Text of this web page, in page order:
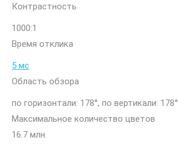
Контрастность
1000:1
Время отклика
5 мс
Область обзора
по горизонтали: 178°, по вертикали: 178°
Максимальное количество цветов
16.7 млн.